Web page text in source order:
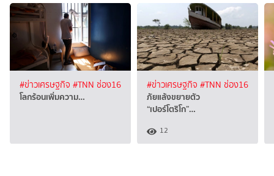
#ข่าวเศรษฐกิจ #TNN ช่อง16
โลกร้อนเพิ่มความ…
#ข่าวเศรษฐกิจ #TNN ช่อง16
ภัยแล้งขยายตัว
“เปอร์โตริโก”…
12